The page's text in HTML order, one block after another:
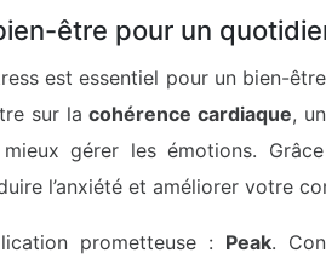
être pour un
est essentiel pour un bien-
sur lacohérence cardiaque,
mieux gérer les émotions.
l’anxiété et améliorer votre
prometteuse : Peak.